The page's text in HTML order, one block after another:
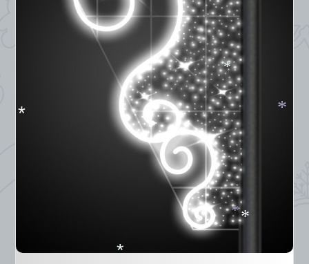
*
*
*